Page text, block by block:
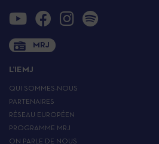
MRJ
L’IEMJ
QUI SOMMES-NOUS
PARTENAIRES
RÉSEAU EUROPÉEN
PROGRAMME MRJ
ON PARLE DE NOUS